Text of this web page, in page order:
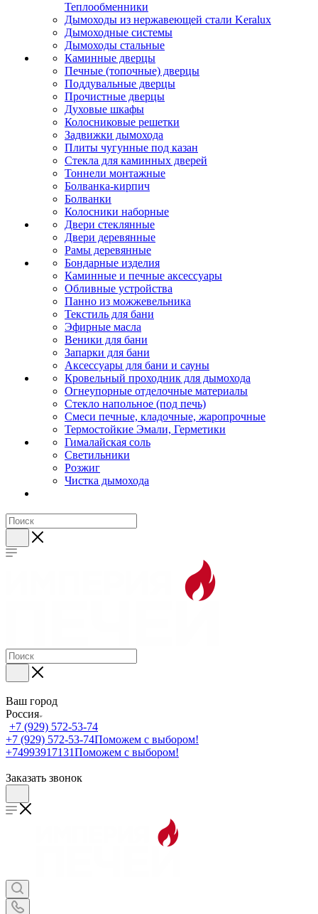
Теплообменники
Дымоходы из нержавеющей стали Keralux
Дымоходные системы
Дымоходы стальные
Каминные дверцы
Печные (топочные) дверцы
Поддувальные дверцы
Прочистные дверцы
Духовые шкафы
Колосниковые решетки
Задвижки дымохода
Плиты чугунные под казан
Стекла для каминных дверей
Тоннели монтажные
Болванка-кирпич
Болванки
Колосники наборные
Двери стеклянные
Двери деревянные
Рамы деревянные
Бондарные изделия
Каминные и печные аксессуары
Обливные устройства
Панно из можжевельника
Текстиль для бани
Эфирные масла
Веники для бани
Запарки для бани
Аксессуары для бани и сауны
Кровельный проходник для дымохода
Огнеупорные отделочные материалы
Стекло напольное (под печь)
Смеси печные, кладочные, жаропрочные
Термостойкие Эмали, Герметики
Гималайская соль
Светильники
Розжиг
Чистка дымохода
Ваш город
Россия
+7 (929) 572-53-74
+7 (929) 572-53-74Поможем с выбором!
+74993917131Поможем с выбором!
Заказать звонок